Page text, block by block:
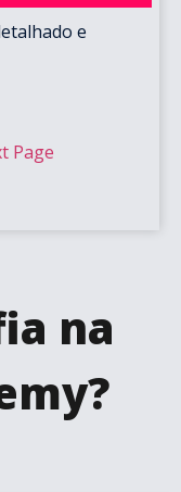
e
Page
na